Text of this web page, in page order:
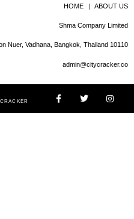
HOME | ABOUT US
Shma Company Limited
Nuer, Vadhana, Bangkok, Thailand 10110
admin@citycracker.co